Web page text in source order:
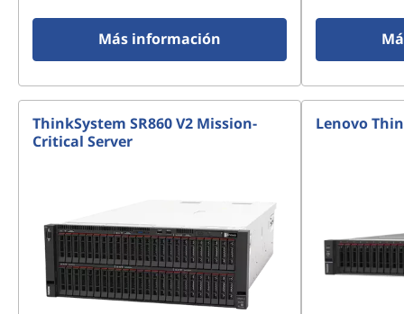
Más información
ThinkSystem SR860 V2 Mission-
Critical Server
Lenovo